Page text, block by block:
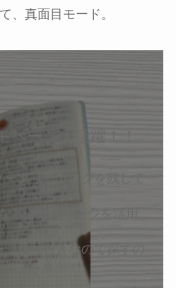
、真面目モード。
ページ大活躍！！
ークリーでログを残して
どはメモページを活用
ジ番号付きなので探すの